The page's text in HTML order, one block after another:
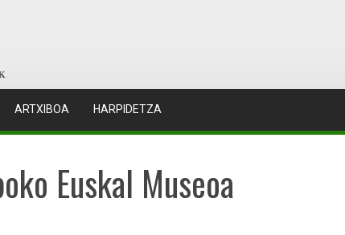
ARTXIBOA HARPIDETZA
Euskal Museoa